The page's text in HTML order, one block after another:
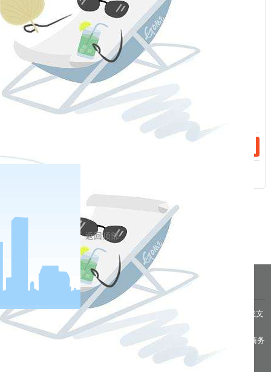
手续费（20240102）
2023-12-22
手续费（20231225）
pa凯发真人网娱乐的友情链接： | | |
|
|
pa凯发真人网娱乐 copyright © 2016 福能期货股份有限公司 本网站所载文
章和数据仅供参考，使用前务请核实，风险自负。
备案/许可证号： 本网站支持ipv6 地址：福州市鼓楼区五四路75号海西商务
大厦31层
：
：
返回顶部